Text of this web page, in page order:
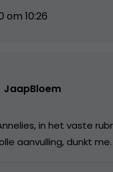
om 10:26
JaapBloem
in het vaste
aanvulling, dunkt me.